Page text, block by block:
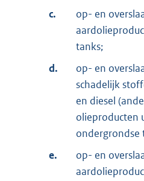
c.
op- en
tanks;
d.
op- en
schadelijk
en diesel
olieproducten
ondergrondse
e.
op- en